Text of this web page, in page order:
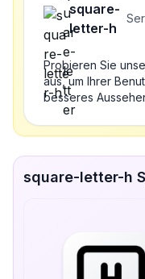
square-
letter-h
Probieren Sie
aus, um Ihrer
besseres
square-letter-h